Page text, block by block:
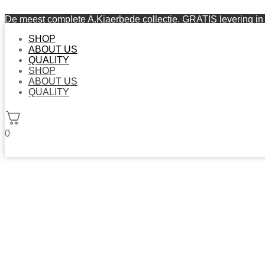
De meest complete A.Kjaerbede collectie. GRATIS levering
SHOP
ABOUT US
QUALITY
SHOP
ABOUT US
QUALITY
0